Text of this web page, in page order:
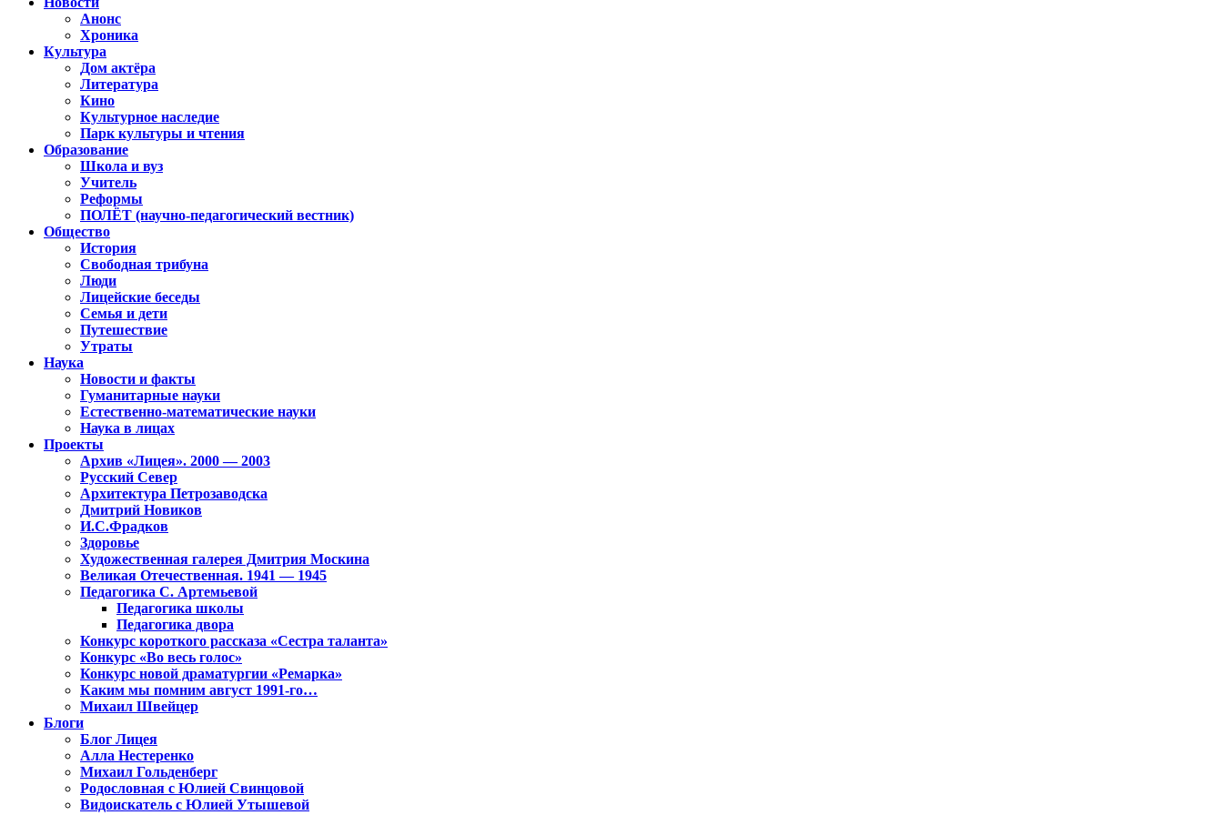
Анонс
Хроника
Культура
Дом актёра
Литература
Кино
Культурное наследие
Парк культуры и чтения
Образование
Школа и вуз
Учитель
Реформы
ПОЛЁТ (научно-педагогический вестник)
Общество
История
Свободная трибуна
Люди
Лицейские беседы
Семья и дети
Путешествие
Утраты
Наука
Новости и факты
Гуманитарные науки
Естественно-математические науки
Наука в лицах
Проекты
Архив «Лицея». 2000 — 2003
Русский Север
Архитектура Петрозаводска
Дмитрий Новиков
И.С.Фрадков
Здоровье
Художественная галерея Дмитрия Москина
Великая Отечественная. 1941 — 1945
Педагогика С. Артемьевой
Педагогика школы
Педагогика двора
Конкурс короткого рассказа «Сестра таланта»
Конкурс «Во весь голос»
Конкурс новой драматургии «Ремарка»
Каким мы помним август 1991-го…
Михаил Швейцер
Блоги
Блог Лицея
Алла Нестеренко
Михаил Гольденберг
Родословная с Юлией Свинцовой
Видоискатель с Юлией Утышевой